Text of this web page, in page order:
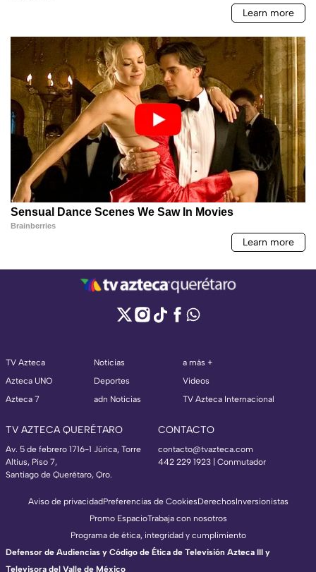
TV Azteca
Azteca UNO
Azteca 7
Noticias
Deportes
adn Noticias
a más +
Videos
TV Azteca Internacional
TV AZTECA QUERÉTARO
Av. 5 de febrero 1716-1 Júrica, Torre
Altius, Piso 7,
Santiago de Querétaro, Qro.
CONTACTO
contacto@tvazteca.com
442 229 1923 | Conmutador
Aviso de privacidadPreferencias de CookiesDerechosInversionistas
Promo EspacioTrabaja con nosotros
Programa de ética, integridad y cumplimiento
Defensor de Audiencias y Código de Ética de Televisión Azteca III y
Televisora del Valle de México